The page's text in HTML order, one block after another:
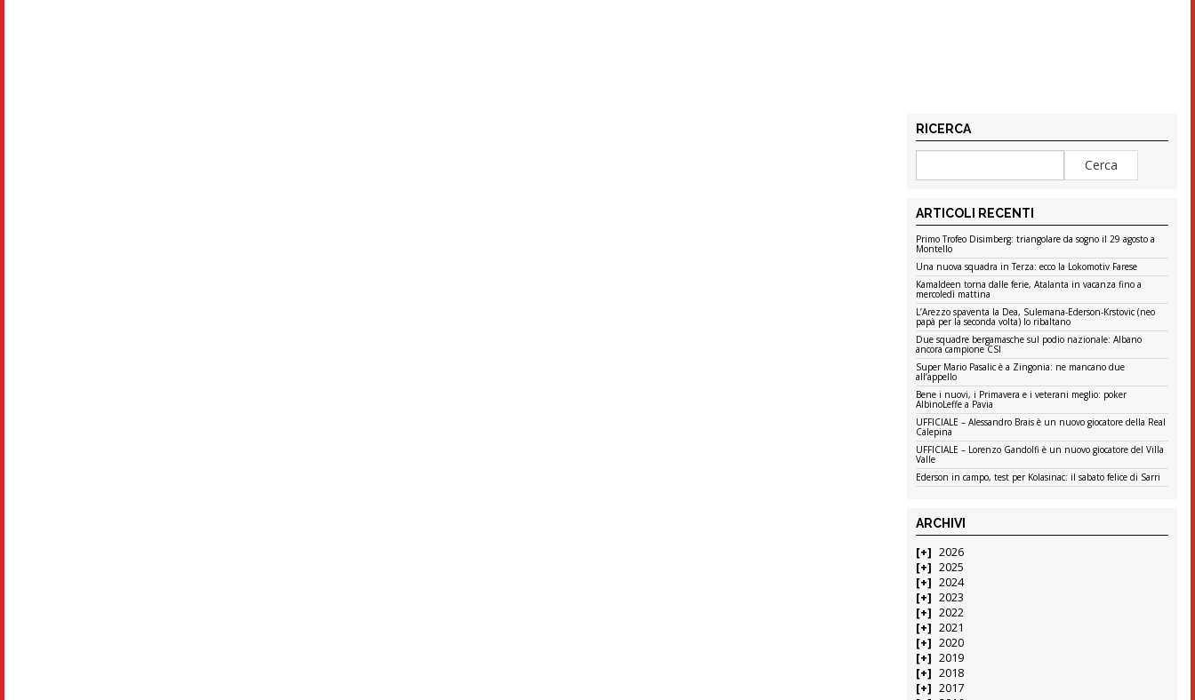
RICERCA
ARTICOLI RECENTI
Primo Trofeo Disimberg: triangolare da sogno il 29 agosto a
Montello
Una nuova squadra in Terza: ecco la Lokomotiv Farese
Kamaldeen torna dalle ferie, Atalanta in vacanza fino a
mercoledì mattina
L’Arezzo spaventa la Dea, Sulemana-Ederson-Krstovic (neo
papà per la seconda volta) lo ribaltano
Due squadre bergamasche sul podio nazionale: Albano
ancora campione CSI
Super Mario Pasalic è a Zingonia: ne mancano due
all’appello
Bene i nuovi, i Primavera e i veterani meglio: poker
AlbinoLeffe a Pavia
UFFICIALE – Alessandro Brais è un nuovo giocatore della Real
Calepina
UFFICIALE – Lorenzo Gandolfi è un nuovo giocatore del Villa
Valle
Ederson in campo, test per Kolasinac: il sabato felice di Sarri
ARCHIVI
2026
2025
2024
2023
2022
2021
2020
2019
2018
2017